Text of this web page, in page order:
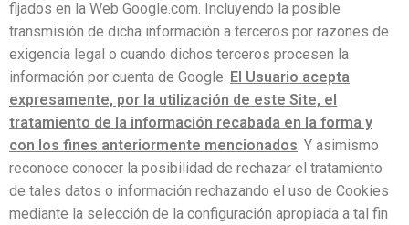
fijados en la Web Google.com. Incluyendo la posible
transmisión de dicha información a terceros por razones de
exigencia legal o cuando dichos terceros procesen la
información por cuenta de Google. El Usuario acepta
expresamente, por la utilización de este Site, el
tratamiento de la información recabada en la forma y
con los fines anteriormente mencionados. Y asimismo
reconoce conocer la posibilidad de rechazar el tratamiento
de tales datos o información rechazando el uso de Cookies
mediante la selección de la configuración apropiada a tal fin